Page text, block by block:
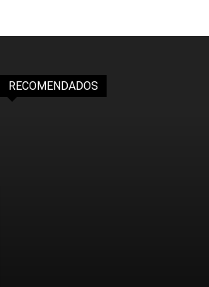
RECOMENDADOS